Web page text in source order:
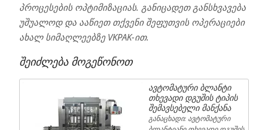
პროცესების ოპტიმიზაციას. განიცადეთ განსხვავება
უშუალოდ და ააწიეთ თქვენი შეფუთვის ოპერაციები
ახალ სიმაღლეებზე VKPAK-ით.
შეიძლება მოგეწონოთ
ავტომატური ბლანტი
თხევადი დგუშის ტიპის
შემავსებელი მანქანა
განაცხადი: ავტომატური